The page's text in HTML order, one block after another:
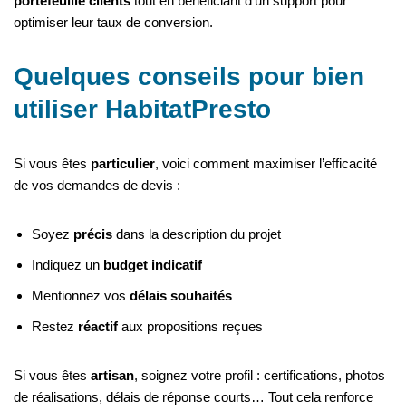
optimiser leur taux de conversion.
Quelques conseils pour bien
utiliser HabitatPresto
Si vous êtes particulier, voici comment maximiser l’efficacité
de vos demandes de devis :
Soyez précis dans la description du projet
Indiquez un budget indicatif
Mentionnez vos délais souhaités
Restez réactif aux propositions reçues
Si vous êtes artisan, soignez votre profil : certifications, photos
de réalisations, délais de réponse courts… Tout cela renforce